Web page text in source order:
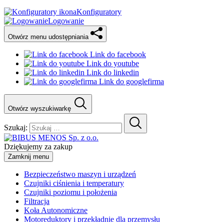
Konfiguratory
Logowanie
Otwórz menu udostępniania
Link do facebook
Link do youtube
Link do linkedin
Link do googlefirma
Otwórz wyszukiwarkę
Szukaj:
Dziękujemy za zakup
Zamknij menu
Bezpieczeństwo maszyn i urządzeń
Czujniki ciśnienia i temperatury
Czujniki poziomu i położenia
Filtracja
Koła Autonomiczne
Motoreduktory i przekładnie dla przemysłu